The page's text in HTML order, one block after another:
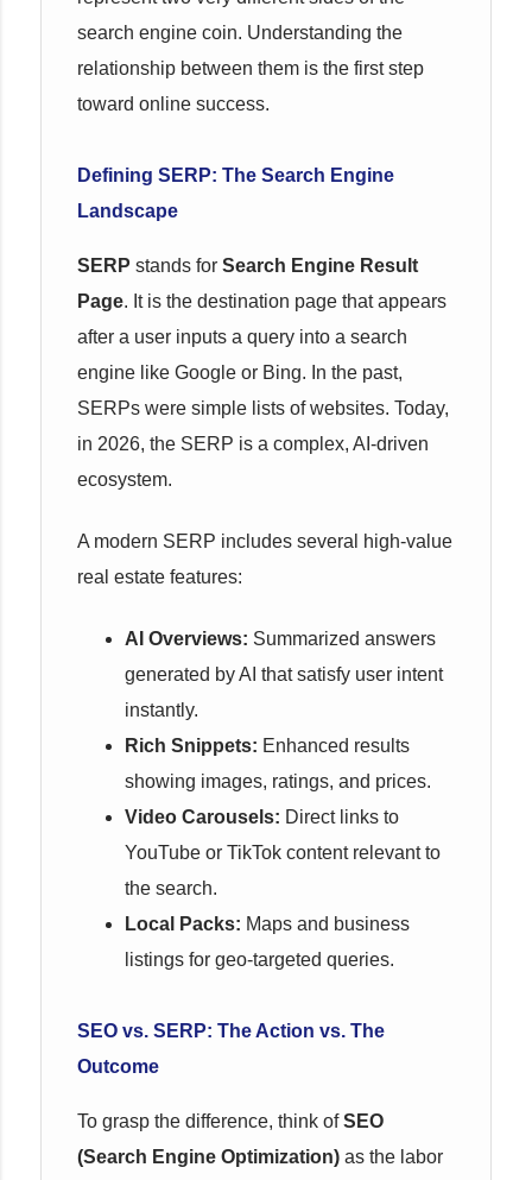
search engine coin. Understanding the
relationship between them is the first step
toward online success.
Defining SERP: The Search Engine
Landscape
SERP stands for Search Engine Result
Page. It is the destination page that appears
after a user inputs a query into a search
engine like Google or Bing. In the past,
SERPs were simple lists of websites. Today,
in 2026, the SERP is a complex, AI-driven
ecosystem.
A modern SERP includes several high-value
real estate features:
AI Overviews: Summarized answers
generated by AI that satisfy user intent
instantly.
Rich Snippets: Enhanced results
showing images, ratings, and prices.
Video Carousels: Direct links to
YouTube or TikTok content relevant to
the search.
Local Packs: Maps and business
listings for geo-targeted queries.
SEO vs. SERP: The Action vs. The
Outcome
To grasp the difference, think ofSEO
(Search Engine Optimization) as the labor